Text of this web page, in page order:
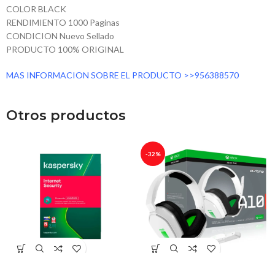
COLOR BLACK
RENDIMIENTO 1000 Paginas
CONDICION Nuevo Sellado
PRODUCTO 100% ORIGINAL
MAS INFORMACION SOBRE EL PRODUCTO >>956388570
Otros productos
-32%